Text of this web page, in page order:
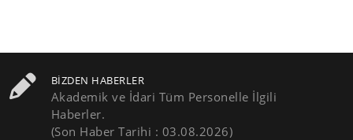
BIZDEN HABERLER
Akademik ve İdari Tüm Personelle İlgili
Haberler.
(Son Haber Tarihi : 03.08.2026)